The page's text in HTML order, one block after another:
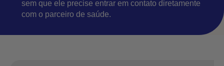
sem que ele precise entrar em contato diretamente
com o parceiro de saúde.